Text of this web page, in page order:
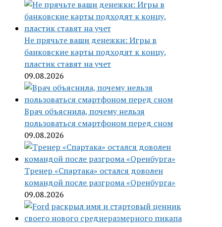
Не прячьте ваши денежки: Игры в
банковские карты подходят к концу,
пластик ставят на учет
09.08.2026
Врач объяснила, почему нельзя
пользоваться смартфоном перед сном
09.08.2026
Тренер «Спартака» остался доволен
командой после разгрома «Оренбурга»
09.08.2026